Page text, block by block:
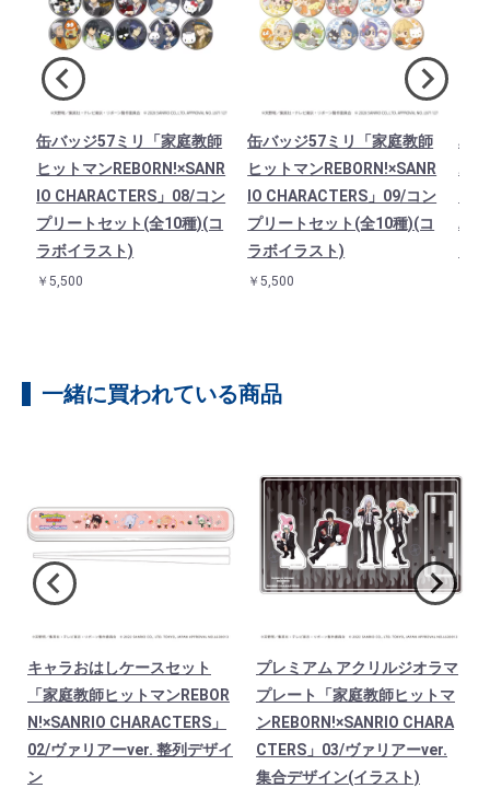
缶バッジ57ミリ「家庭教師
ヒットマンREBORN!×SANR
IO CHARACTERS」08/コン
プリートセット(全10種)(コ
ラボイラスト)
￥5,500
缶バッジ57ミリ「家庭教師
ヒットマンREBORN!×SANR
IO CHARACTERS」09/コン
プリートセット(全10種)(コ
ラボイラスト)
￥5,500
星
ホ
一緒に買われている商品
キャラおはしケースセット
「家庭教師ヒットマンREBOR
N!×SANRIO CHARACTERS」
02/ヴァリアーver. 整列デザイ
ン
プレミアム アクリルジオラマ
プレート「家庭教師ヒットマ
ンREBORN!×SANRIO CHARA
CTERS」03/ヴァリアーver.
集合デザイン(イラスト)